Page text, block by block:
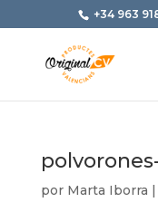
+34 963
por Marta Iborra |